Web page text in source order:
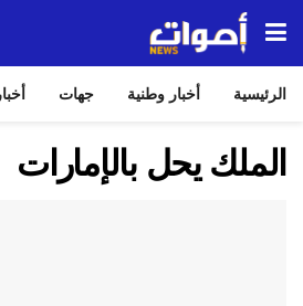
الرئيسية أخبار وطنية جهات
الملك يحل بالإمارات